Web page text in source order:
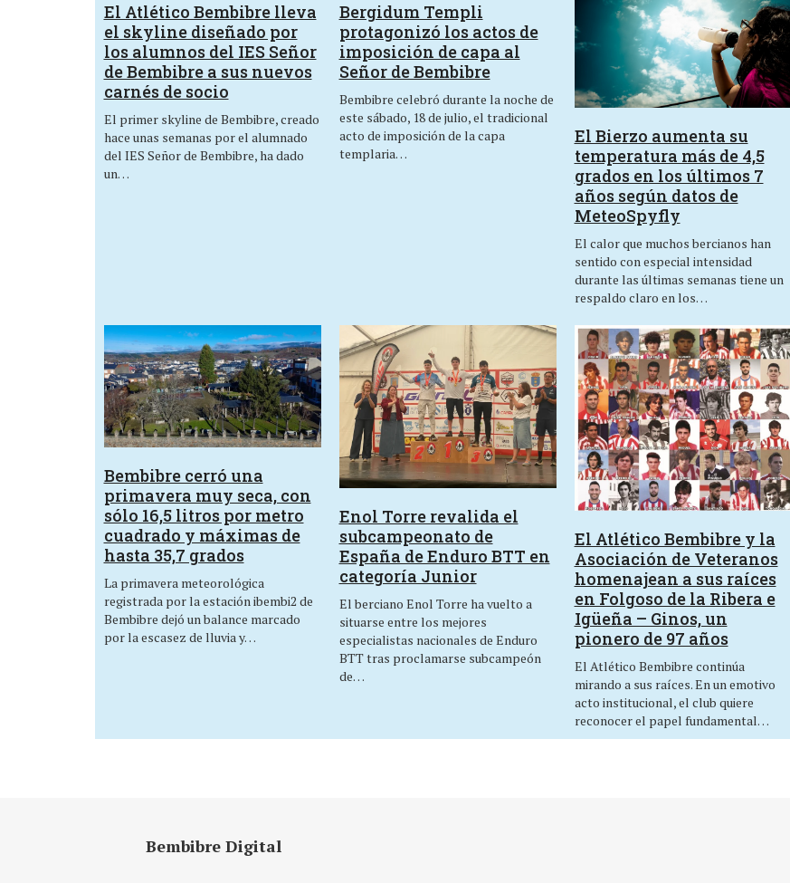
El Atlético Bembibre lleva
el skyline diseñado por
los alumnos del IES Señor
de Bembibre a sus nuevos
carnés de socio
El primer skyline de Bembibre, creado
hace unas semanas por el alumnado
del IES Señor de Bembibre, ha dado
un…
Bergidum Templi
protagonizó los actos de
imposición de capa al
Señor de Bembibre
Bembibre celebró durante la noche de
este sábado, 18 de julio, el tradicional
acto de imposición de la capa
templaria…
El Bierzo aumenta su
temperatura más de 4,5
grados en los últimos 7
años según datos de
MeteoSpyfly
El calor que muchos bercianos han
sentido con especial intensidad
durante las últimas semanas tiene un
respaldo claro en los…
Bembibre cerró una
primavera muy seca, con
sólo 16,5 litros por metro
cuadrado y máximas de
hasta 35,7 grados
La primavera meteorológica
registrada por la estación ibembi2 de
Bembibre dejó un balance marcado
por la escasez de lluvia y…
Enol Torre revalida el
subcampeonato de
España de Enduro BTT en
categoría Junior
El berciano Enol Torre ha vuelto a
situarse entre los mejores
especialistas nacionales de Enduro
BTT tras proclamarse subcampeón
de…
El Atlético Bembibre y la
Asociación de Veteranos
homenajean a sus raíces
en Folgoso de la Ribera e
Igüeña – Ginos, un
pionero de 97 años
El Atlético Bembibre continúa
mirando a sus raíces. En un emotivo
acto institucional, el club quiere
reconocer el papel fundamental…
Bembibre Digital